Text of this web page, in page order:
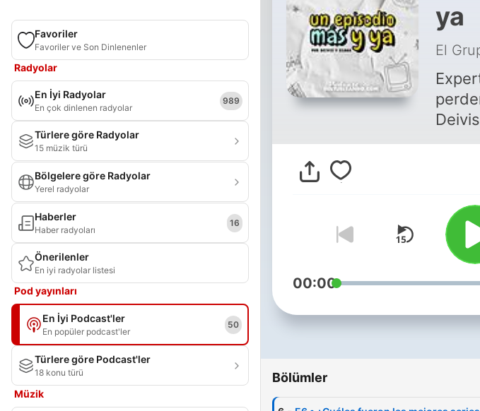
Favoriler
Favoriler ve Son Dinlenenler
Radyolar
En İyi Radyolar
En çok dinlenen radyolar
989
Türlere göre Radyolar
15 müzik türü
Bölgelere göre Radyolar
Yerel radyolar
Haberler
Haber radyoları
16
Önerilenler
En iyi radyolar listesi
Pod yayınları
En İyi Podcast'ler
En popüler podcast'ler
50
Türlere göre Podcast'ler
18 konu türü
Müzik
ya
El
un
en
Con
00:00
Bölümler